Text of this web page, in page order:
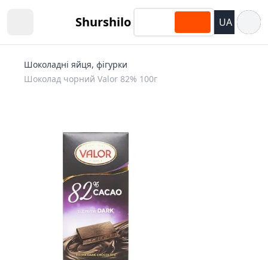
Shurshilo UA
Шоколадні яйця, фігурки
Шоколад чорний Valor 82% 100г